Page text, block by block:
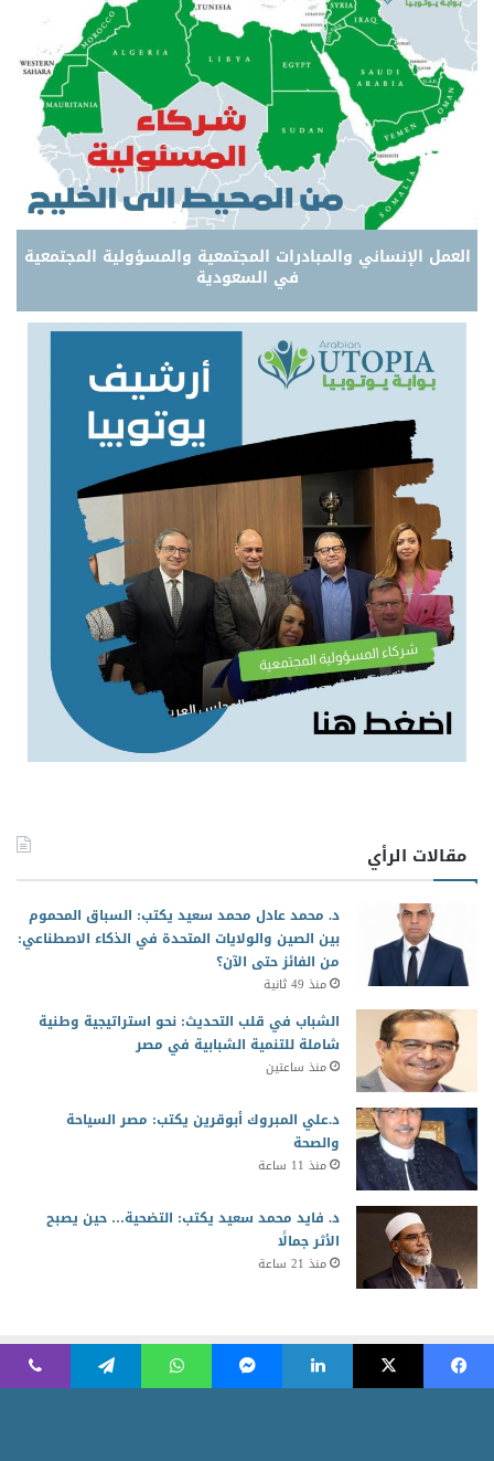
العمل الإنساني والمبادرات المجتمعية والمسؤولية المجتمعية
في السعودية
مقالات الرأي
د. محمد عادل محمد سعيد يكتب: السباق المحموم
بين الصين والولايات المتحدة في الذكاء الاصطناعي:
من الفائز حتى الآن؟
منذ 49 ثانية
الشباب في قلب التحديث: نحو استراتيجية وطنية
شاملة للتنمية الشبابية في مصر
منذ ساعتين
د.علي المبروك أبوقرين يكتب: مصر السياحة
والصحة
منذ 11 ساعة
د. فايد محمد سعيد يكتب: التضحية… حين يصبح
الأثر جمالًا
منذ 21 ساعة
2026 جميع الحقوق محفوظة للمجلس العربي للمسئولية المجتمعية